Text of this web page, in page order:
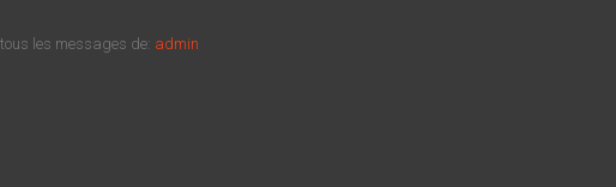
les messages de: admin